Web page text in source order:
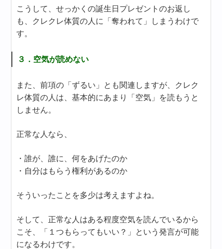
こうして、せっかくの誕生日プレゼントのお返し
も、クレクレ体質の人に「奪われて」しまうわけで
す。
３．空気が読めない
また、前項の「ずるい」とも関連しますが、クレク
レ体質の人は、基本的にあまり「空気」を読もうと
しません。
正常な人なら、
・誰が、誰に、何をあげたのか
・自分はもらう権利があるのか
そういったことを多少は考えますよね。
そして、正常な人はある程度空気を読んでいるから
こそ、「１つもらってもいい？」という発言が可能
になるわけです。